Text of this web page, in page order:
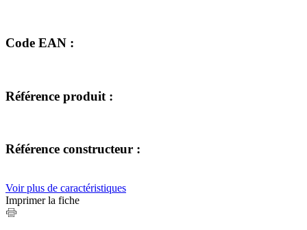
Code EAN :
Référence produit :
Référence constructeur :
Voir plus de caractéristiques
Imprimer la fiche